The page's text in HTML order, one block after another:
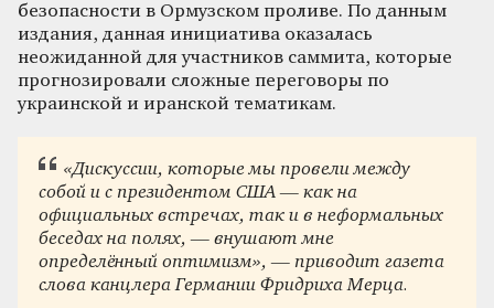
безопасности в Ормузском проливе. По данным
издания, данная инициатива оказалась
неожиданной для участников саммита, которые
прогнозировали сложные переговоры по
украинской и иранской тематикам.
«Дискуссии, которые мы провели между
собой и с президентом США — как на
официальных встречах, так и в неформальных
беседах на полях, — внушают мне
определённый оптимизм», — приводит газета
слова канцлера Германии Фридриха Мерца.